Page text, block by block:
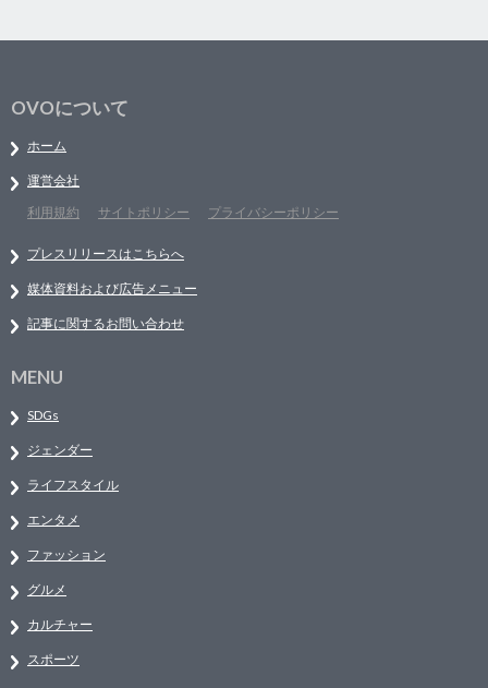
OVOについて
ホーム
運営会社
利用規約
サイトポリシー プライバシーポリシー
プレスリリースはこちらへ
媒体資料および広告メニュー
記事に関するお問い合わせ
MENU
SDGs
ジェンダー
ライフスタイル
エンタメ
ファッション
グルメ
カルチャー
スポーツ